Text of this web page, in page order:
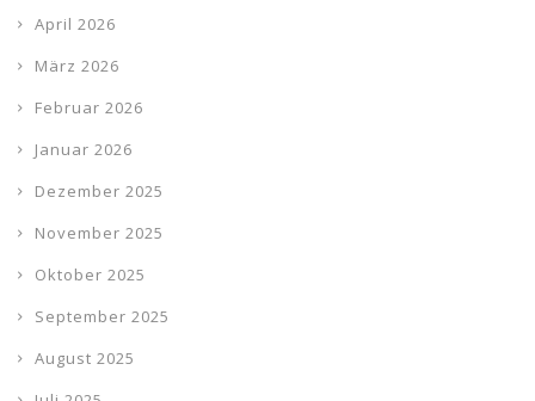
April 2026
März 2026
Februar 2026
Januar 2026
Dezember 2025
November 2025
Oktober 2025
September 2025
August 2025